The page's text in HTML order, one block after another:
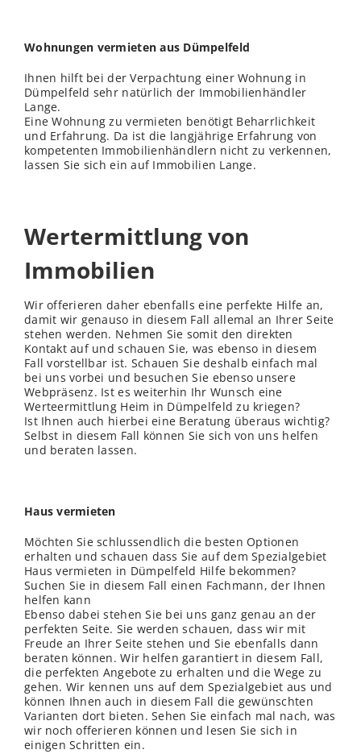
Wohnungen vermieten aus Dümpelfeld
Ihnen hilft bei der Verpachtung einer Wohnung in
Dümpelfeld sehr natürlich der Immobilienhändler
Lange.
Eine Wohnung zu vermieten benötigt Beharrlichkeit
und Erfahrung. Da ist die langjährige Erfahrung von
kompetenten Immobilienhändlern nicht zu verkennen,
lassen Sie sich ein auf Immobilien Lange.
Wertermittlung von
Immobilien
Wir offerieren daher ebenfalls eine perfekte Hilfe an,
damit wir genauso in diesem Fall allemal an Ihrer Seite
stehen werden. Nehmen Sie somit den direkten
Kontakt auf und schauen Sie, was ebenso in diesem
Fall vorstellbar ist. Schauen Sie deshalb einfach mal
bei uns vorbei und besuchen Sie ebenso unsere
Webpräsenz. Ist es weiterhin Ihr Wunsch eine
Werteermittlung Heim in Dümpelfeld zu kriegen?
Ist Ihnen auch hierbei eine Beratung überaus wichtig?
Selbst in diesem Fall können Sie sich von uns helfen
und beraten lassen.
Haus vermieten
Möchten Sie schlussendlich die besten Optionen
erhalten und schauen dass Sie auf dem Spezialgebiet
Haus vermieten in Dümpelfeld Hilfe bekommen?
Suchen Sie in diesem Fall einen Fachmann, der Ihnen
helfen kann
Ebenso dabei stehen Sie bei uns ganz genau an der
perfekten Seite. Sie werden schauen, dass wir mit
Freude an Ihrer Seite stehen und Sie ebenfalls dann
beraten können. Wir helfen garantiert in diesem Fall,
die perfekten Angebote zu erhalten und die Wege zu
gehen. Wir kennen uns auf dem Spezialgebiet aus und
können Ihnen auch in diesem Fall die gewünschten
Varianten dort bieten. Sehen Sie einfach mal nach, was
wir noch offerieren können und lesen Sie sich in
einigen Schritten ein.